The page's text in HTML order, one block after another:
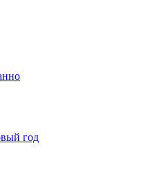
год